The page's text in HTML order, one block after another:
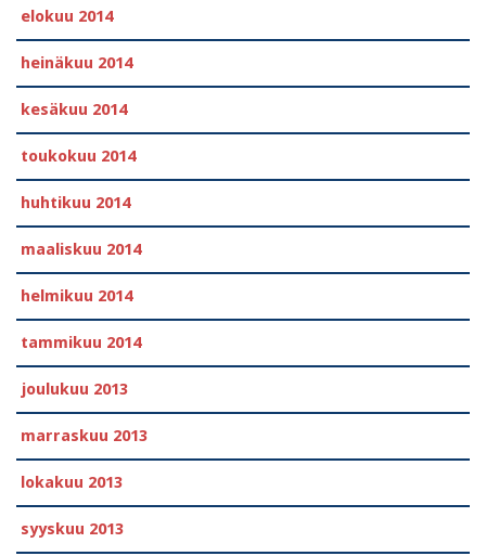
elokuu 2014
heinäkuu 2014
kesäkuu 2014
toukokuu 2014
huhtikuu 2014
maaliskuu 2014
helmikuu 2014
tammikuu 2014
joulukuu 2013
marraskuu 2013
lokakuu 2013
syyskuu 2013